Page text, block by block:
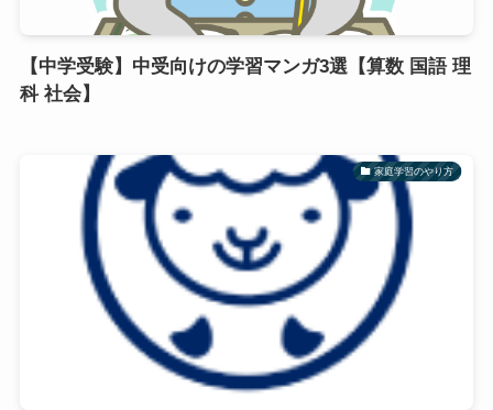
【中学受験】中受向けの学習マンガ3選【算数 国語 理
科 社会】
家庭学習のやり方